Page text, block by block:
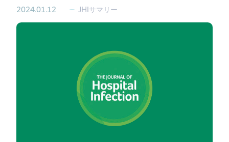
2024.01.12 JHIサマリー